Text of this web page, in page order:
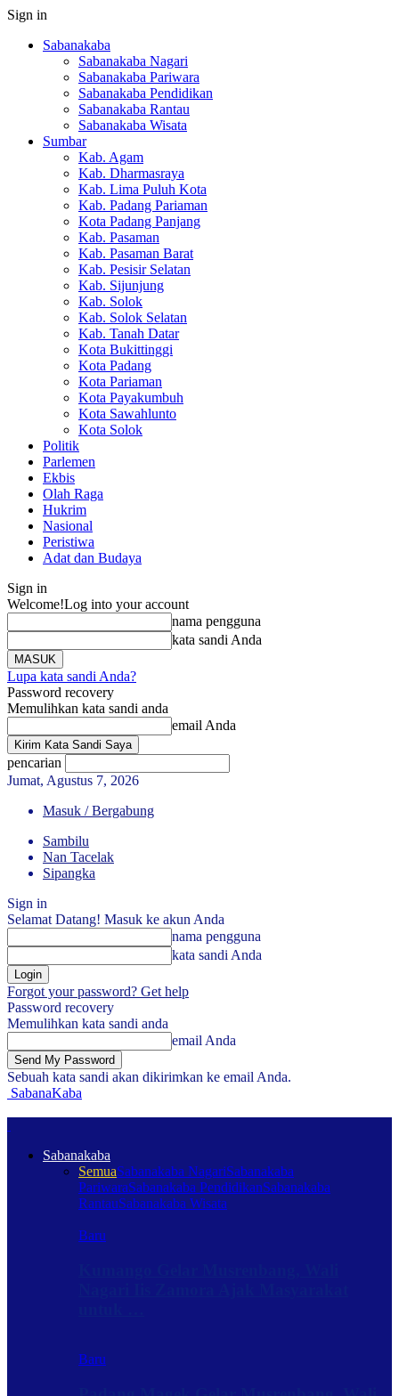
Sign in
Sabanakaba
Sabanakaba Nagari
Sabanakaba Pariwara
Sabanakaba Pendidikan
Sabanakaba Rantau
Sabanakaba Wisata
Sumbar
Kab. Agam
Kab. Dharmasraya
Kab. Lima Puluh Kota
Kab. Padang Pariaman
Kota Padang Panjang
Kab. Pasaman
Kab. Pasaman Barat
Kab. Pesisir Selatan
Kab. Sijunjung
Kab. Solok
Kab. Solok Selatan
Kab. Tanah Datar
Kota Bukittinggi
Kota Padang
Kota Pariaman
Kota Payakumbuh
Kota Sawahlunto
Kota Solok
Politik
Parlemen
Ekbis
Olah Raga
Hukrim
Nasional
Peristiwa
Adat dan Budaya
Sign in
Welcome!Log into your account
nama pengguna
kata sandi Anda
Lupa kata sandi Anda?
Password recovery
Memulihkan kata sandi anda
email Anda
pencarian
Jumat, Agustus 7, 2026
Masuk / Bergabung
Sambilu
Nan Tacelak
Sipangka
Sign in
Selamat Datang! Masuk ke akun Anda
nama pengguna
kata sandi Anda
Forgot your password? Get help
Password recovery
Memulihkan kata sandi anda
email Anda
Sebuah kata sandi akan dikirimkan ke email Anda.
SabanaKaba
Sabanakaba
SemuaSabanakaba NagariSabanakaba
PariwaraSabanakaba PendidikanSabanakaba
RantauSabanakaba Wisata
Baru
Baru